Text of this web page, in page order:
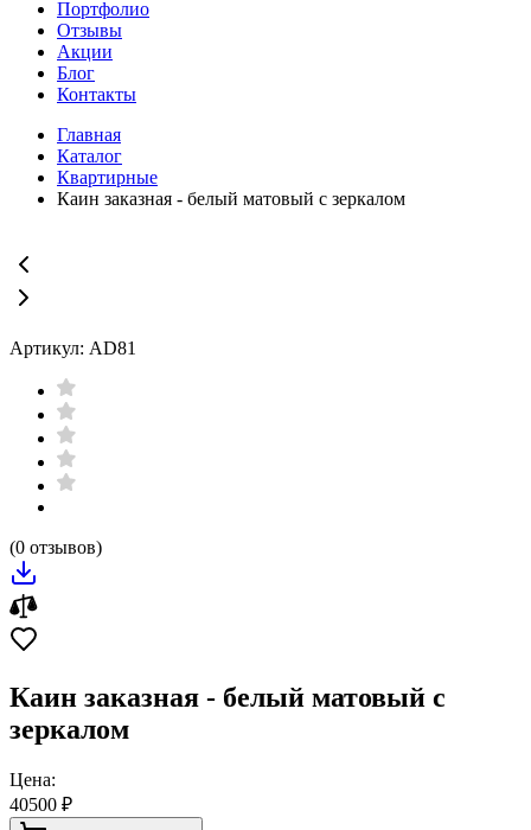
Портфолио
Отзывы
Акции
Блог
Контакты
Главная
Каталог
Квартирные
Каин заказная - белый матовый с зеркалом
Артикул: AD81
(0 отзывов)
Каин заказная - белый матовый с
зеркалом
Цена:
40500 ₽